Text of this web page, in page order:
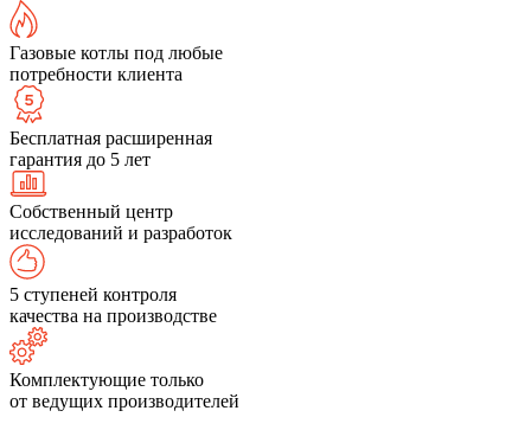
Газовые котлы под любые
потребности клиента
Бесплатная расширенная
гарантия до 5 лет
Собственный центр
исследований и разработок
5 ступеней контроля
качества на производстве
Комплектующие только
от ведущих производителей